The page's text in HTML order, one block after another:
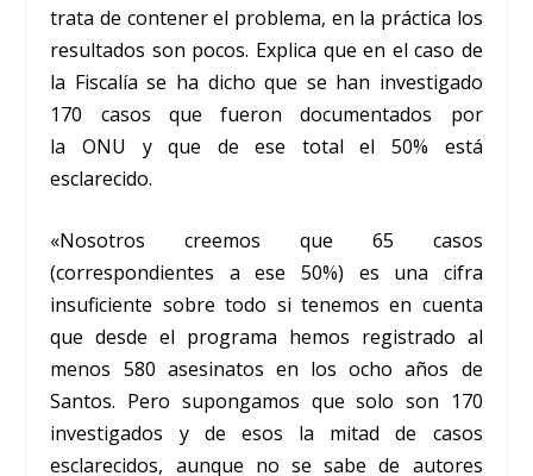
trata de contener el problema, en la práctica los
resultados son pocos. Explica que en el caso de
la Fiscalía se ha dicho que se han investigado
170 casos que fueron documentados por
la ONU y que de ese total el 50% está
esclarecido.
«Nosotros creemos que 65 casos
(correspondientes a ese 50%) es una cifra
insuficiente sobre todo si tenemos en cuenta
que desde el programa hemos registrado al
menos 580 asesinatos en los ocho años de
Santos. Pero supongamos que solo son 170
investigados y de esos la mitad de casos
esclarecidos, aunque no se sabe de autores